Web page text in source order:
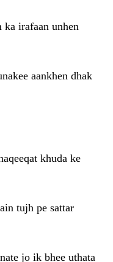
irafaan unhen
aankhen dhak
khuda ke
tujh pe sattar
jo ik bhee uthata